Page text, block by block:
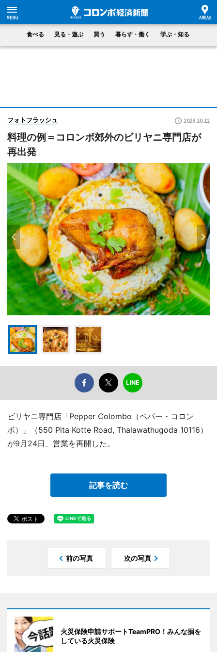
食べる 見る・遊ぶ 買う 暮らす・働く 学ぶ・知る
フォトフラッシュ 2023.10.12
料理の例＝コロンボ郊外のビリヤニ専門店が
再出発
ビリヤニ専門店「Pepper Colombo（ペパー・コロン
ボ）」（550 Pita Kotte Road, Thalawathugoda 10116）
が9月24日、営業を再開した。
記事を読む
前の写真 次の写真
火災保険申請サポートTeamPRO！みんな損を
している火災保険